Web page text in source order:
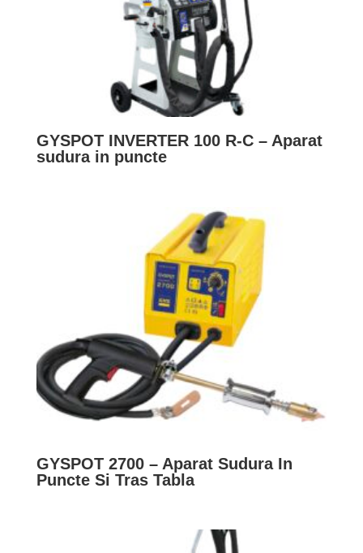
GYSPOT INVERTER 100 R-C – Aparat
sudura in puncte
GYSPOT 2700 – Aparat Sudura In
Puncte Si Tras Tabla